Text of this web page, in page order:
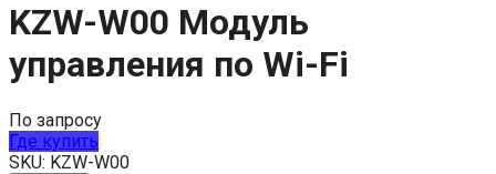
KZW-W00 Модуль
управления по Wi-Fi
По запросу
Где купить
SKU: KZW-W00